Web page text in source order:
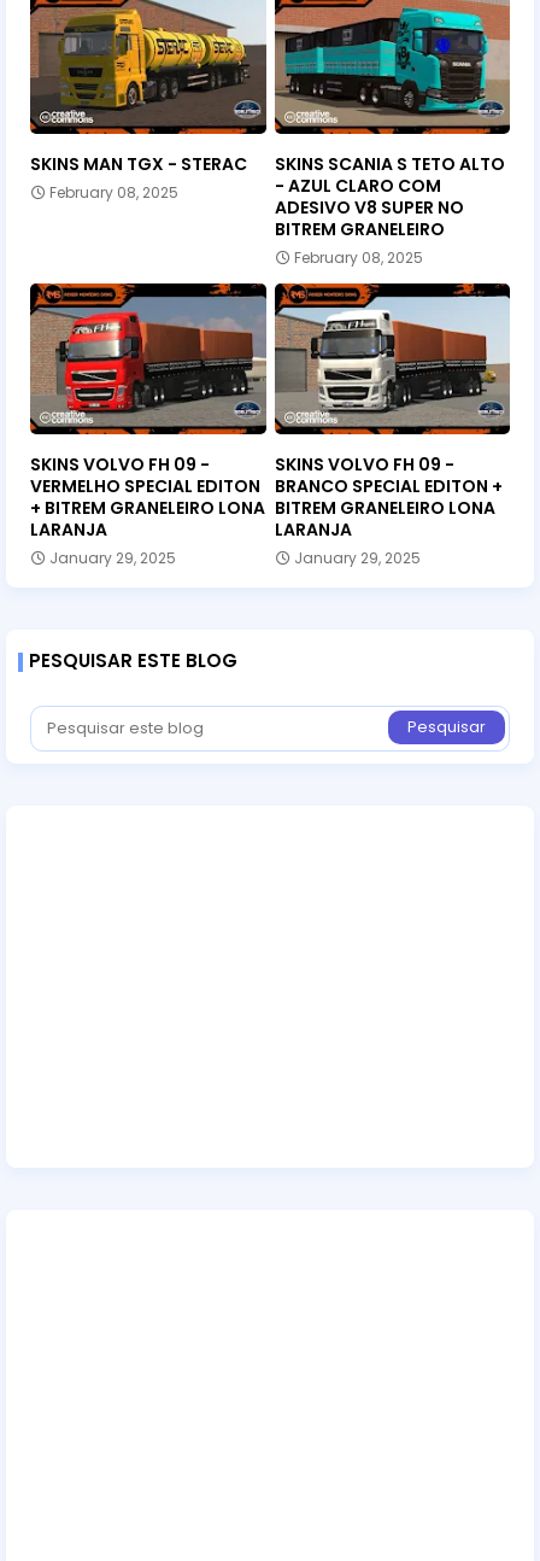
SKINS MAN TGX - STERAC
February 08, 2025
SKINS SCANIA S TETO ALTO
- AZUL CLARO COM
ADESIVO V8 SUPER NO
BITREM GRANELEIRO
February 08, 2025
SKINS VOLVO FH 09 -
VERMELHO SPECIAL EDITON
+ BITREM GRANELEIRO LONA
LARANJA
January 29, 2025
SKINS VOLVO FH 09 -
BRANCO SPECIAL EDITON +
BITREM GRANELEIRO LONA
LARANJA
January 29, 2025
PESQUISAR ESTE BLOG